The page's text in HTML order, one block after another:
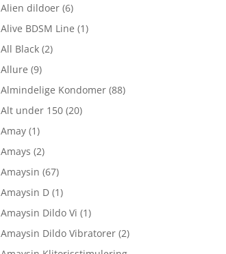
Alien dildoer (6)
Alive BDSM Line (1)
All Black (2)
Allure (9)
Almindelige Kondomer (88)
Alt under 150 (20)
Amay (1)
Amays (2)
Amaysin (67)
Amaysin D (1)
Amaysin Dildo Vi (1)
Amaysin Dildo Vibratorer (2)